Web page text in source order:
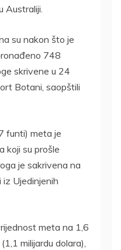
Australiji.
su nakon što je
748
skrivene u 24
Botani, saopštili
funti) meta je
koji su prošle
je sakrivena na
iz Ujedinjenih
meta na 1,6
milijardu dolara),